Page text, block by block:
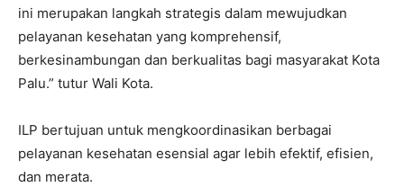
ini merupakan langkah strategis dalam mewujudkan
pelayanan kesehatan yang komprehensif,
berkesinambungan dan berkualitas bagi masyarakat Kota
Palu.” tutur Wali Kota.
ILP bertujuan untuk mengkoordinasikan berbagai
pelayanan kesehatan esensial agar lebih efektif, efisien,
dan merata.